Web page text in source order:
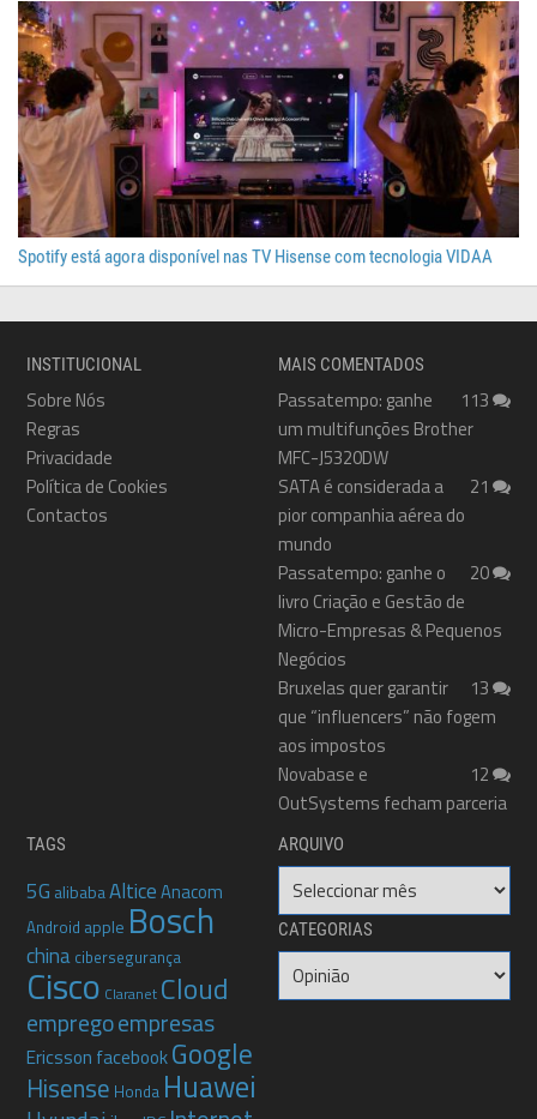
Spotify está agora disponível nas TV Hisense com tecnologia VIDAA
INSTITUCIONAL
Sobre Nós
Regras
Privacidade
Política de Cookies
Contactos
MAIS COMENTADOS
113
Passatempo: ganhe
um multifunções Brother
MFC-J5320DW
21
SATA é considerada a
pior companhia aérea do
mundo
20
Passatempo: ganhe o
livro Criação e Gestão de
Micro-Empresas & Pequenos
Negócios
13
Bruxelas quer garantir
que “influencers” não fogem
aos impostos
12
Novabase e
OutSystems fecham parceria
TAGS
5G alibabaAlticeAnacom
Android apple Bosch
china cibersegurança
Cisco Claranet Cloud
empregoempresas
Ericsson facebookGoogle
Hisense Honda Huawei
ARQUIVO
Arquivo
CATEGORIAS
Categorias